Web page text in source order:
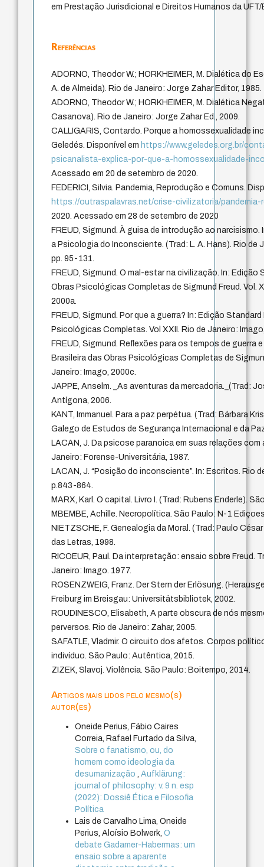
em Prestação Jurisdicional e Direitos Humanos da UFT/
Referências
ADORNO, Theodor W.; HORKHEIMER, M. Dialética do
A. de Almeida). Rio de Janeiro: Jorge Zahar Editor, 1985.
ADORNO, Theodor W.; HORKHEIMER, M. Dialética
Casanova). Rio de Janeiro: Jorge Zahar Ed., 2009.
CALLIGARIS, Contardo. Porque a homossexualidade
Geledés. Disponível em https://www.geledes.org.br/
psicanalista-explica-por-que-a-homossexualidade-
Acessado em 20 de setembro de 2020.
FEDERICI, Silvia. Pandemia, Reprodução e Comuns.
https://outraspalavras.net/crise-civilizatoria/
2020. Acessado em 28 de setembro de 2020
FREUD, Sigmund. À guisa de introdução ao narcisismo.
a Psicologia do Inconsciente. (Trad: L. A. Hans). Rio de
pp. 95-131.
FREUD, Sigmund. O mal-estar na civilização. In: Edição
Obras Psicológicas Completas de Sigmund Freud. Vol.
2000a.
FREUD, Sigmund. Por que a guerra? In: Edição
Psicológicas Completas. Vol XXII. Rio de Janeiro:
FREUD, Sigmund. Reflexões para os tempos de guerra
Brasileira das Obras Psicológicas Completas de
Janeiro: Imago, 2000c.
JAPPE, Anselm. _As aventuras da mercadoria._(Trad:
Antígona, 2006.
KANT, Immanuel. Para a paz perpétua. (Trad: Bárbara
Galego de Estudos de Segurança Internacional e da
LACAN, J. Da psicose paranoica em suas relações com
Janeiro: Forense-Universitária, 1987.
LACAN, J. “Posição do inconsciente”. In: Escritos. Rio
p.843-864.
MARX, Karl. O capital. Livro I. (Trad: Rubens Enderle).
MBEMBE, Achille. Necropolítica. São Paulo: N-1
NIETZSCHE, F. Genealogia da Moral. (Trad: Paulo
das Letras, 1998.
RICOEUR, Paul. Da interpretação: ensaio sobre Freud.
Janeiro: Imago. 1977.
ROSENZWEIG, Franz. Der Stern der Erlösung.
Freiburg im Breisgau: Universitätsbibliotek, 2002.
ROUDINESCO, Elisabeth, A parte obscura de nós
perversos. Rio de Janeiro: Zahar, 2005.
SAFATLE, Vladmir. O circuito dos afetos. Corpos
indivíduo. São Paulo: Autêntica, 2015.
ZIZEK, Slavoj. Violência. São Paulo: Boitempo, 2014.
Artigos mais lidos pelo mesmo(s)
autor(es)
Oneide Perius, Fábio Caires
Correia, Rafael Furtado da Silva,
Sobre o fanatismo, ou, do
homem como ideologia da
desumanização,Aufklärung:
journal of philosophy: v. 9 n. esp
(2022): Dossiê Ética e Filosofia
Política
Lais de Carvalho Lima, Oneide
Perius, Aloísio Bolwerk,O
debate Gadamer-Habermas: um
ensaio sobre a aparente